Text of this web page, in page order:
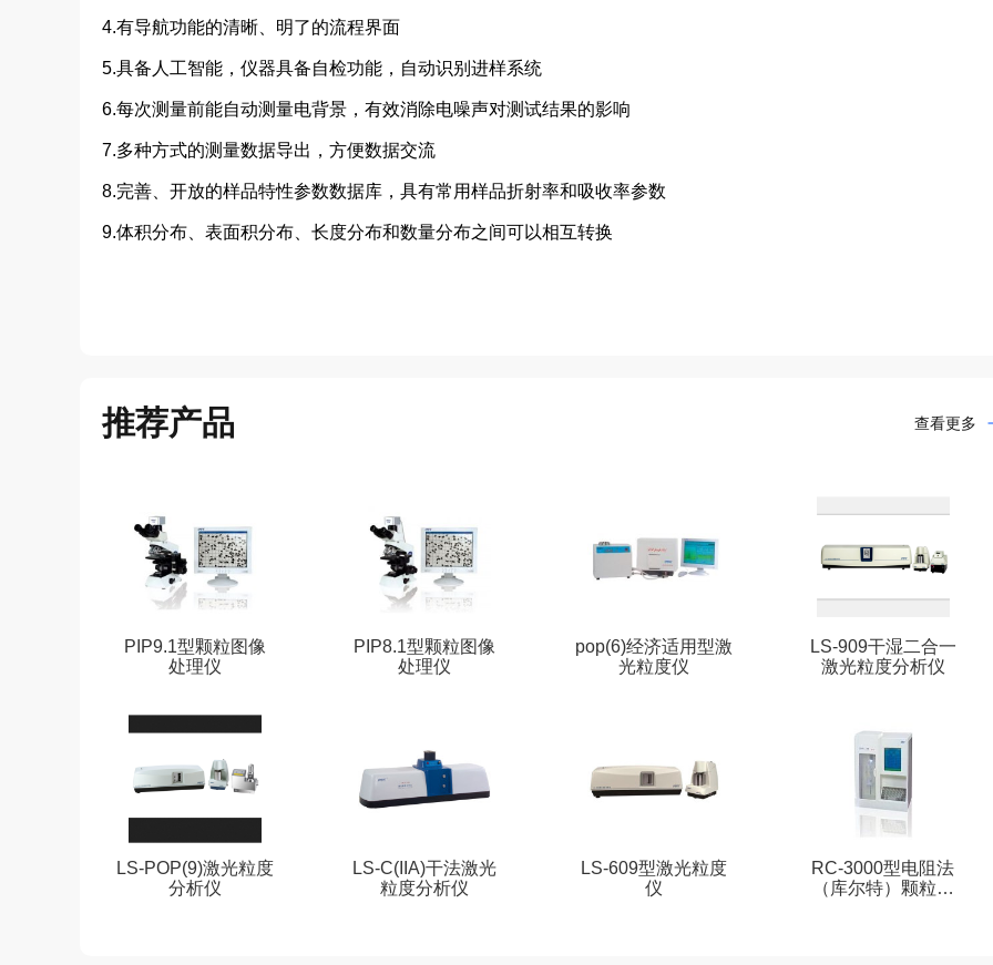
4.有导航功能的清晰、明了的流程界面
5.具备人工智能，仪器具备自检功能，自动识别进样系统
6.每次测量前能自动测量电背景，有效消除电噪声对测试结果的影响
7.多种方式的测量数据导出，方便数据交流
8.完善、开放的样品特性参数数据库，具有常用样品折射率和吸收率参数
9.体积分布、表面积分布、长度分布和数量分布之间可以相互转换
推荐产品 查看更多
PIP9.1型颗粒图像
处理仪
PIP8.1型颗粒图像
处理仪
pop(6)经济适用型激
光粒度仪
LS-909干湿二合一
激光粒度分析仪
LS-POP(9)激光粒度
分析仪
LS-C(IIA)干法激光
粒度分析仪
LS-609型激光粒度
仪
RC-3000型电阻法
（库尔特）颗粒计